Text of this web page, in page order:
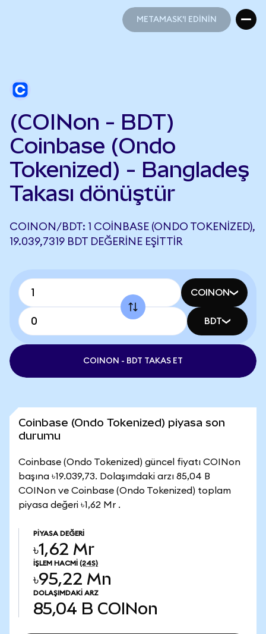
METAMASK'I EDİNİN
(COINon - BDT)
Coinbase (Ondo
Tokenized) - Bangladeş
Takası dönüştür
COINON/BDT: 1 COINBASE (ONDO TOKENIZED),
19.039,7319 BDT DEĞERINE EŞITTIR
COINON
BDT
COINON - BDT TAKAS ET
Coinbase (Ondo Tokenized) piyasa son
durumu
Coinbase (Ondo Tokenized) güncel fiyatı COINon
başına ৳19.039,73. Dolaşımdaki arzı 85,04 B
COINon ve Coinbase (Ondo Tokenized) toplam
piyasa değeri ৳1,62 Mr .
PIYASA DEĞERI
৳1,62 Mr
İŞLEM HACMI (24S)
৳95,22 Mn
DOLAŞIMDAKI ARZ
85,04 B COINon